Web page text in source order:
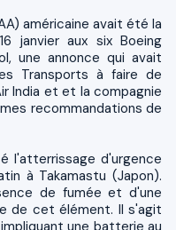
américaine avait été la
janvier aux six Boeing
une annonce qui avait
Transports à faire de
India et et la compagnie
recommandations de
l'atterrissage d'urgence
à Takamastu (Japon).
de fumée et d'une
de cet élément. Il s'agit
une batterie au